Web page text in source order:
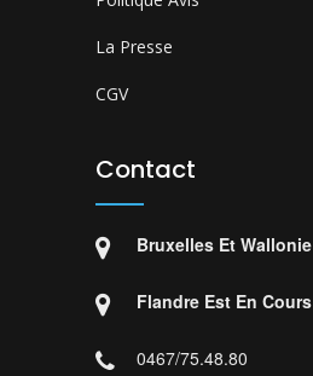
La Presse
CGV
Contact
Bruxelles Et Wallonie
Flandre Est En Cours
0467/75.48.80